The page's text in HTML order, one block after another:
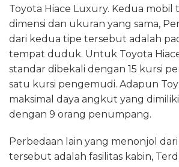
Toyota Hiace Luxury. Kedua mobil
dimensi dan ukuran yang sama,
dari kedua tipe tersebut adalah
tempat duduk. Untuk Toyota
standar dibekali dengan 15 kursi
satu kursi pengemudi. Adapun
maksimal daya angkut yang
dengan 9 orang penumpang.
Perbedaan lain yang menonjol
tersebut adalah fasilitas kabin,